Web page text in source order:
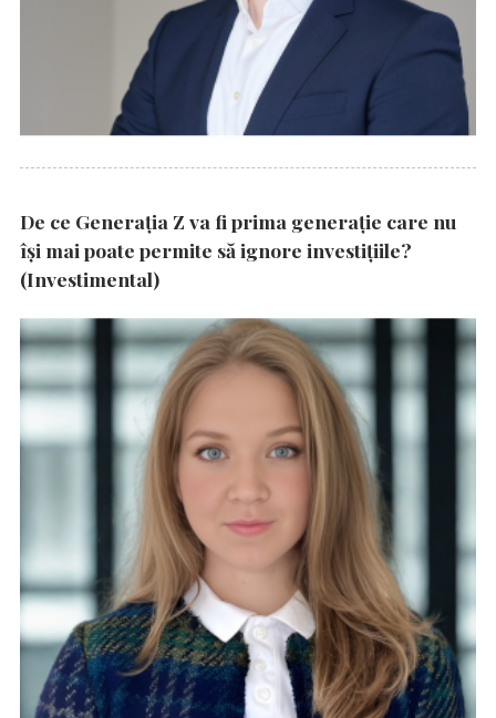
De ce Generația Z va fi prima generație care nu
își mai poate permite să ignore investițiile?
(Investimental)